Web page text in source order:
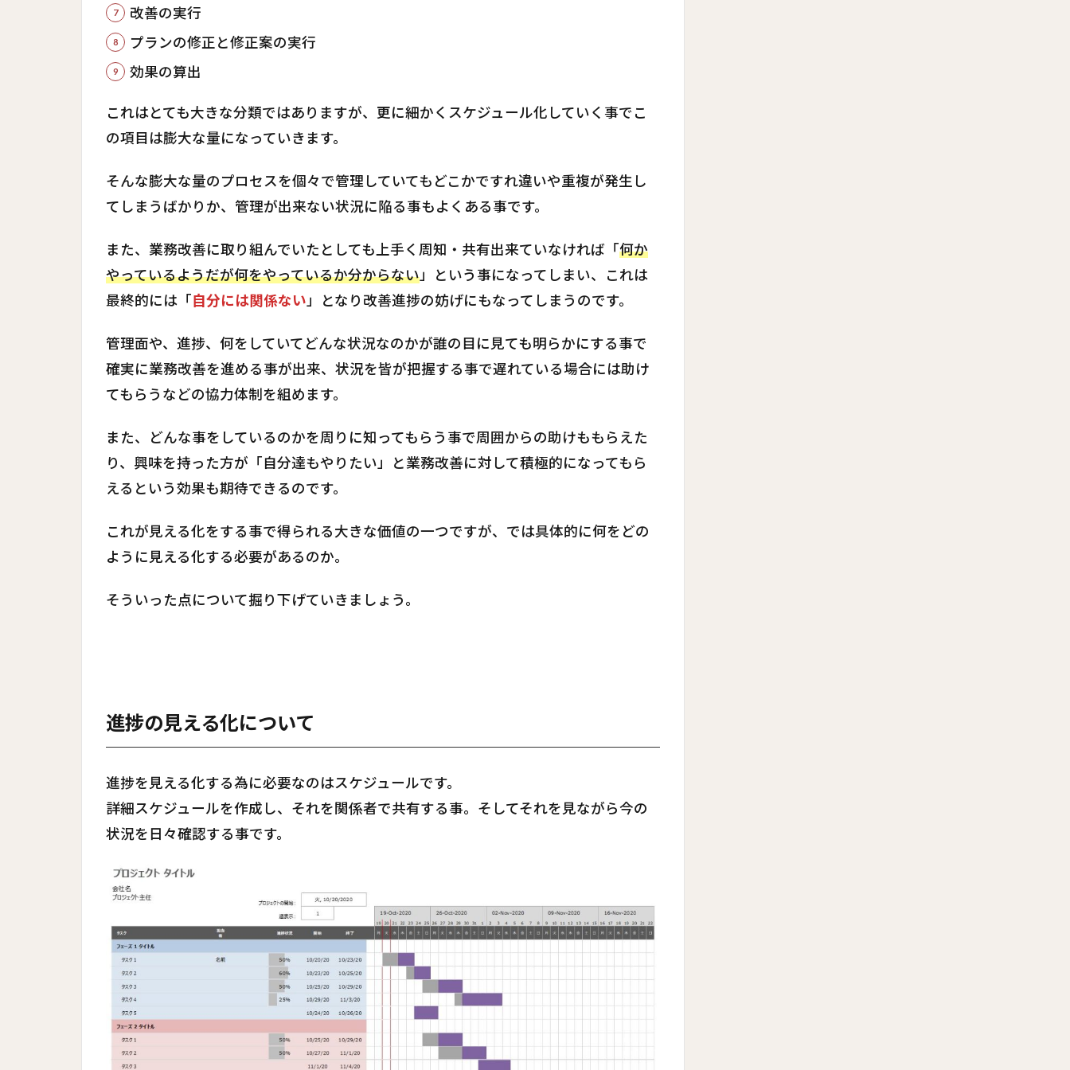
改善の実行
プランの修正と修正案の実行
効果の算出
これはとても大きな分類ではありますが、更に細かくスケジュール化していく事でこ
の項目は膨大な量になっていきます。
そんな膨大な量のプロセスを個々で管理していてもどこかですれ違いや重複が発生し
てしまうばかりか、管理が出来ない状況に陥る事もよくある事です。
また、業務改善に取り組んでいたとしても上手く周知・共有出来ていなければ「何か
やっているようだが何をやっているか分からない」という事になってしまい、これは
最終的には「自分には関係ない 」となり改善進捗の妨げにもなってしまうのです。
管理面や、進捗、何をしていてどんな状況なのかが誰の目に見ても明らかにする事で
確実に業務改善を進める事が出来、状況を皆が把握する事で遅れている場合には助け
てもらうなどの協力体制を組めます。
また、どんな事をしているのかを周りに知ってもらう事で周囲からの助けももらえた
り、興味を持った方が「自分達もやりたい」と業務改善に対して積極的になってもら
えるという効果も期待できるのです。
これが見える化をする事で得られる大きな価値の一つですが、では具体的に何をどの
ように見える化する必要があるのか。
そういった点について掘り下げていきましょう。
進捗の見える化について
進捗を見える化する為に必要なのはスケジュールです。
詳細スケジュールを作成し、それを関係者で共有する事。そしてそれを見ながら今の
状況を日々確認する事です。